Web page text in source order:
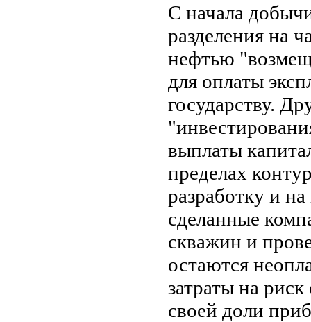
С начала
разде­ления на
нефтью
для оплаты
государству.
выплаты
пределах
разработку и
сделанные
скважин и
остаются
затраты на
своей до­ли